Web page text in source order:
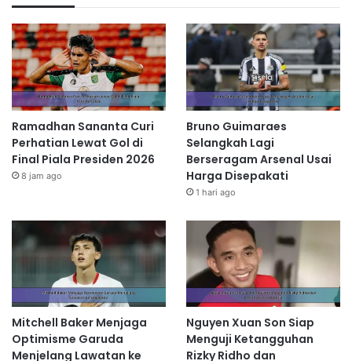
Ramadhan Sananta Curi
Perhatian Lewat Gol di
Final Piala Presiden 2026
8 jam ago
Bruno Guimaraes
Selangkah Lagi
Berseragam Arsenal Usai
Harga Disepakati
1 hari ago
Mitchell Baker Menjaga
Optimisme Garuda
Menjelang Lawatan ke
Nguyen Xuan Son Siap
Menguji Ketangguhan
Rizky Ridho dan